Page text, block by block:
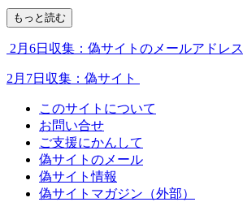
もっと読む
2月6日収集：偽サイトのメールアドレス
2月7日収集：偽サイト
このサイトについて
お問い合せ
ご支援にかんして
偽サイトのメール
偽サイト情報
偽サイトマガジン（外部）